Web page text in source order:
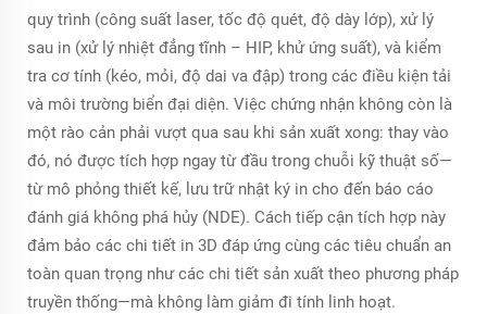
quy trình (công suất laser, tốc độ quét, độ dày lớp), xử lý
sau in (xử lý nhiệt đẳng tĩnh – HIP, khử ứng suất), và kiểm
tra cơ tính (kéo, mỏi, độ dai va đập) trong các điều kiện tải
và môi trường biển đại diện. Việc chứng nhận không còn là
một rào cản phải vượt qua sau khi sản xuất xong: thay vào
đó, nó được tích hợp ngay từ đầu trong chuỗi kỹ thuật số—
từ mô phỏng thiết kế, lưu trữ nhật ký in cho đến báo cáo
đánh giá không phá hủy (NDE). Cách tiếp cận tích hợp này
đảm bảo các chi tiết in 3D đáp ứng cùng các tiêu chuẩn an
toàn quan trọng như các chi tiết sản xuất theo phương pháp
truyền thống—mà không làm giảm đi tính linh hoạt.